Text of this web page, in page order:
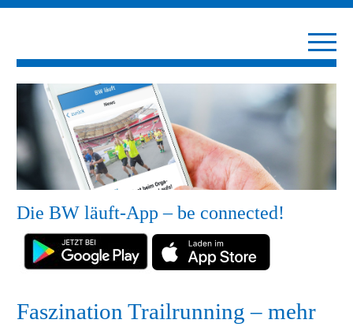
Die BW läuft-App – be connected!
Faszination Trailrunning – mehr